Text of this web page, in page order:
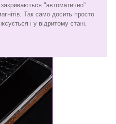
"автоматично"
Так само досить просто
і у відритому стані.